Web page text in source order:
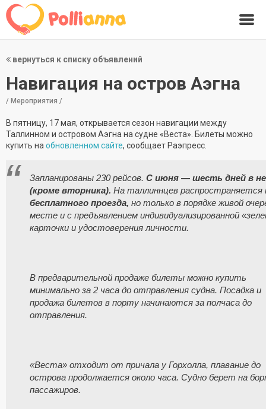
вернуться к списку объявлений
Навигация на остров Аэгна
/ Мероприятия /
В пятницу, 17 мая, открывается сезон навигации между
Таллинном и островом Аэгна на судне «Веста». Билеты можно
купить на обновленном сайте, сообщает Раэпресс.
Запланированы 230 рейсов. С июня — шесть дней в
(кроме вторника). На таллиннцев распространяется
бесплатного проезда, но только в порядке живой
месте и с предъявлением индивидуализированной
карточки и удостоверения личности.
В предварительной продаже билеты можно купить
минимально за 2 часа до отправления судна. Посадка и
продажа билетов в порту начинаются за полчаса до
отправления.
«Веста» отходит от причала у Горхолла, плавание до
острова продолжается около часа. Судно берет на
пассажиров.